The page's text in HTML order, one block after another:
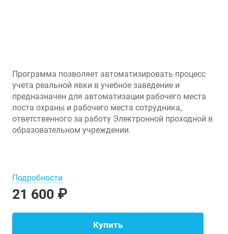
Программа позволяет автоматизировать процесс
учета реальной явки в учебное заведение и
предназначен для автоматизации рабочего места
поста охраны и рабочего места сотрудника,
ответственного за работу Электронной проходной в
образовательном учреждении.
Подробности
21 600 ₽
Купить